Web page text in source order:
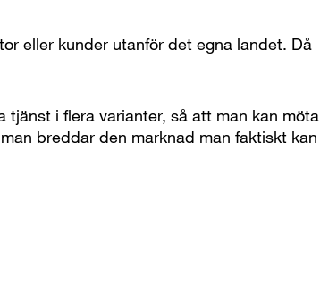
eller kunder utanför det egna landet. Då
i flera varianter, så att man kan möta
breddar den marknad man faktiskt kan